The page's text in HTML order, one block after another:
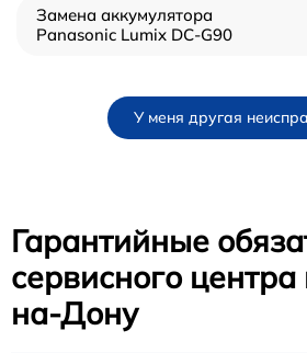
Замена аккумулятора
Panasonic Lumix DC-G90
У меня другая
Гарантийные
сервисного центра
на-Дону